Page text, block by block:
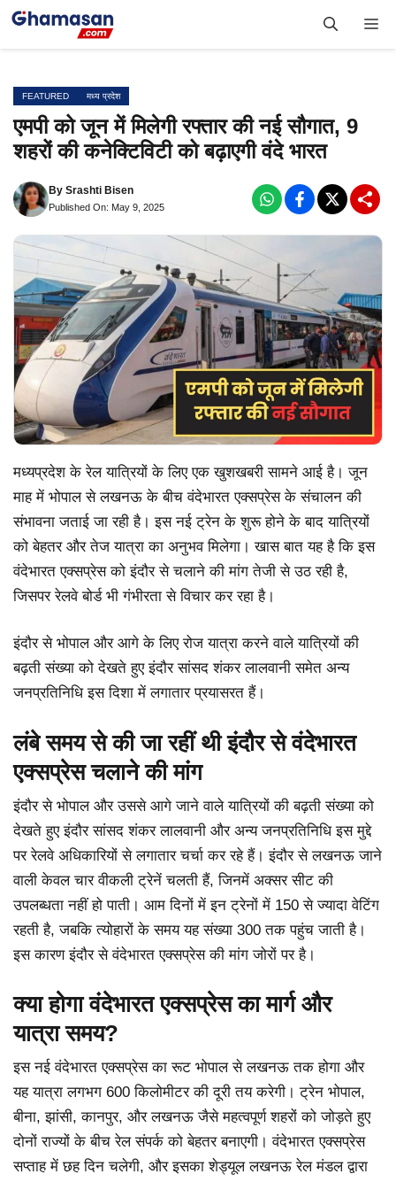
Skip
FEATURED मध्य प्रदेश
एमपी को जून में मिलेगी रफ्तार की नई सौगात, 9
शहरों की कनेक्टिविटी को बढ़ाएगी वंदे भारत
By Srashti Bisen
Published On: May 9, 2025
मध्यप्रदेश के रेल यात्रियों के लिए एक खुशखबरी सामने आई है। जून
माह में भोपाल से लखनऊ के बीच वंदेभारत एक्सप्रेस के संचालन की
संभावना जताई जा रही है। इस नई ट्रेन के शुरू होने के बाद यात्रियों
को बेहतर और तेज यात्रा का अनुभव मिलेगा। खास बात यह है कि इस
वंदेभारत एक्सप्रेस को इंदौर से चलाने की मांग तेजी से उठ रही है,
जिसपर रेलवे बोर्ड भी गंभीरता से विचार कर रहा है।
इंदौर से भोपाल और आगे के लिए रोज यात्रा करने वाले यात्रियों की
बढ़ती संख्या को देखते हुए इंदौर सांसद शंकर लालवानी समेत अन्य
जनप्रतिनिधि इस दिशा में लगातार प्रयासरत हैं।
लंबे समय से की जा रहीं थी इंदौर से वंदेभारत
एक्सप्रेस चलाने की मांग
इंदौर से भोपाल और उससे आगे जाने वाले यात्रियों की बढ़ती संख्या को
देखते हुए इंदौर सांसद शंकर लालवानी और अन्य जनप्रतिनिधि इस मुद्दे
पर रेलवे अधिकारियों से लगातार चर्चा कर रहे हैं। इंदौर से लखनऊ जाने
वाली केवल चार वीकली ट्रेनें चलती हैं, जिनमें अक्सर सीट की
उपलब्धता नहीं हो पाती। आम दिनों में इन ट्रेनों में 150 से ज्यादा वेटिंग
रहती है, जबकि त्योहारों के समय यह संख्या 300 तक पहुंच जाती है।
इस कारण इंदौर से वंदेभारत एक्सप्रेस की मांग जोरों पर है।
क्या होगा वंदेभारत एक्सप्रेस का मार्ग और
यात्रा समय?
इस नई वंदेभारत एक्सप्रेस का रूट भोपाल से लखनऊ तक होगा और
यह यात्रा लगभग 600 किलोमीटर की दूरी तय करेगी। ट्रेन भोपाल,
बीना, झांसी, कानपुर, और लखनऊ जैसे महत्वपूर्ण शहरों को जोड़ते हुए
दोनों राज्यों के बीच रेल संपर्क को बेहतर बनाएगी। वंदेभारत एक्सप्रेस
सप्ताह में छह दिन चलेगी, और इसका शेड्यूल लखनऊ रेल मंडल द्वारा